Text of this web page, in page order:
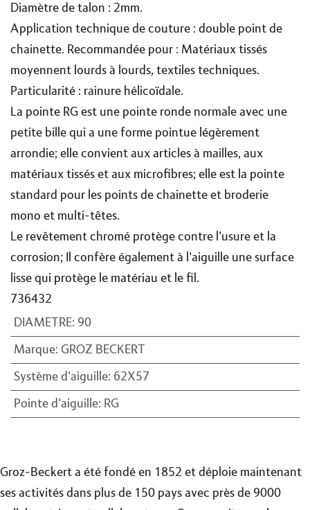
Diamètre de talon : 2mm.
Application technique de couture : double point de
chainette. Recommandée pour : Matériaux tissés
moyennent lourds à lourds, textiles techniques.
Particularité : rainure hélicoïdale.
La pointe RG est une pointe ronde normale avec une
petite bille qui a une forme pointue légèrement
arrondie; elle convient aux articles à mailles, aux
matériaux tissés et aux microfibres; elle est la pointe
standard pour les points de chainette et broderie
mono et multi-têtes.
Le revêtement chromé protège contre l'usure et la
corrosion; Il confère également à l'aiguille une surface
lisse qui protège le matériau et le fil.
736432
DIAMETRE: 90
Marque: GROZ BECKERT
Système d'aiguille: 62X57
Pointe d'aiguille: RG
Groz-Beckert a été fondé en 1852 et déploie maintenant
ses activités dans plus de 150 pays avec près de 9000